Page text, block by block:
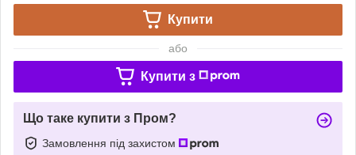
Купити
або
Купити з
Що таке купити з Пром?
Замовлення під захистом